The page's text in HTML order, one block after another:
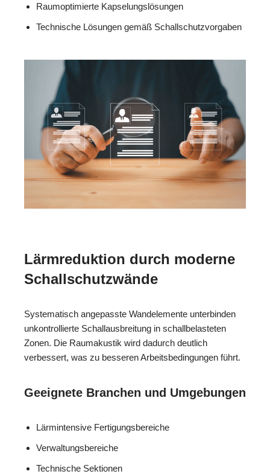
Raumoptimierte Kapselungslösungen
Technische Lösungen gemäß Schallschutzvorgaben
Lärmreduktion durch moderne
Schallschutzwände
Systematisch angepasste Wandelemente unterbinden
unkontrollierte Schallausbreitung in schallbelasteten
Zonen. Die Raumakustik wird dadurch deutlich
verbessert, was zu besseren Arbeitsbedingungen führt.
Geeignete Branchen und Umgebungen
Lärmintensive Fertigungsbereiche
Verwaltungsbereiche
Technische Sektionen